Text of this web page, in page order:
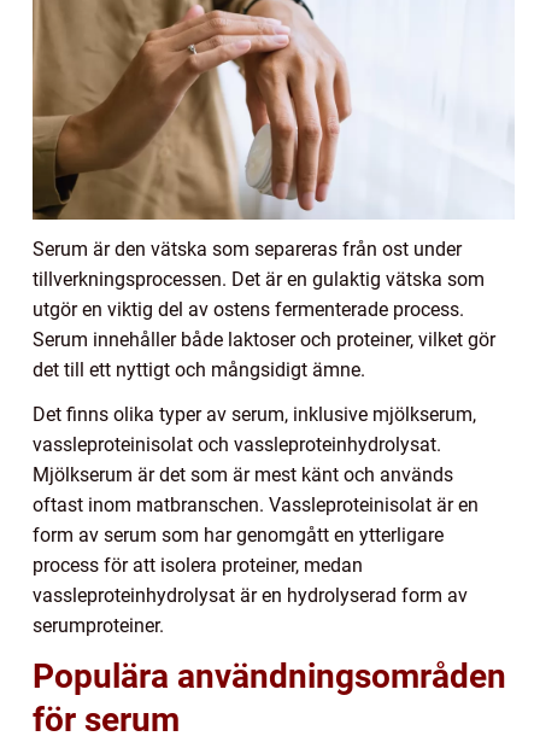
Serum är den vätska som separeras från ost under
tillverkningsprocessen. Det är en gulaktig vätska som
utgör en viktig del av ostens fermenterade process.
Serum innehåller både laktoser och proteiner, vilket gör
det till ett nyttigt och mångsidigt ämne.
Det finns olika typer av serum, inklusive mjölkserum,
vassleproteinisolat och vassleproteinhydrolysat.
Mjölkserum är det som är mest känt och används
oftast inom matbranschen. Vassleproteinisolat är en
form av serum som har genomgått en ytterligare
process för att isolera proteiner, medan
vassleproteinhydrolysat är en hydrolyserad form av
serumproteiner.
Populära användningsområden
för serum